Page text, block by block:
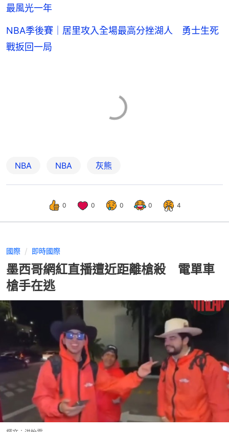
最風光一年
NBA季後賽｜居里攻入全場最高分挫湖人 勇士生死
戰扳回一局
NBA NBA 灰熊
0 0 0 0 4
國際 即時國際
墨西哥網紅直播遭近距離槍殺 電單車
槍手在逃